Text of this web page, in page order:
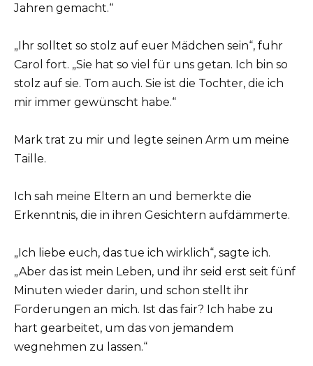
Jahren gemacht.“
„Ihr solltet so stolz auf euer Mädchen sein“, fuhr
Carol fort. „Sie hat so viel für uns getan. Ich bin so
stolz auf sie. Tom auch. Sie ist die Tochter, die ich
mir immer gewünscht habe.“
Mark trat zu mir und legte seinen Arm um meine
Taille.
Ich sah meine Eltern an und bemerkte die
Erkenntnis, die in ihren Gesichtern aufdämmerte.
„Ich liebe euch, das tue ich wirklich“, sagte ich.
„Aber das ist mein Leben, und ihr seid erst seit fünf
Minuten wieder darin, und schon stellt ihr
Forderungen an mich. Ist das fair? Ich habe zu
hart gearbeitet, um das von jemandem
wegnehmen zu lassen.“